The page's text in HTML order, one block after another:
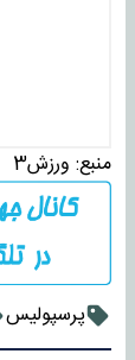
منبع: ورزش3
پرسپولیس